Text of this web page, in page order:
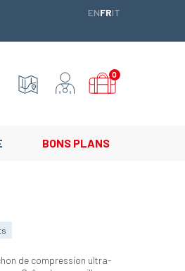
ENENGLISH
FRFRANÇAIS
ITITALIANO
0
BONS PLANS
de compression ultra-